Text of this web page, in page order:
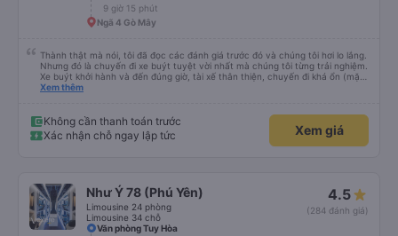
9 giờ 15 phút
Ngã 4 Gò Mây
Thành thật mà nói, tôi đã đọc các đánh giá trước đó và chúng tôi hơi lo lắng.
Nhưng đó là chuyến đi xe buýt tuyệt vời nhất mà chúng tôi từng trải nghiệm.
Xe buýt khởi hành và đến đúng giờ, tài xế thân thiện, chuyến đi khá ổn (mặc
dù vẫn hơi xóc, nhưng đó là đặc trưng của Việt Nam ^^), và chỗ ngồi thoải
Xem thêm
Không cần thanh toán trước
Xác nhận chỗ ngay lập tức
Xem giá
Như Ý 78 (Phú Yên)
Limousine 24 phòng
Limousine 34 chỗ
4.5
(284 đánh giá)
Văn phòng Tuy Hòa